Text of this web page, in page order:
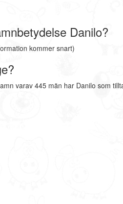
Danilo?
kommer snart)
varav 445 män har Danilo som